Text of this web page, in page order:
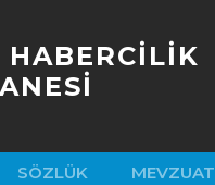
SÖZLÜK MEVZUAT